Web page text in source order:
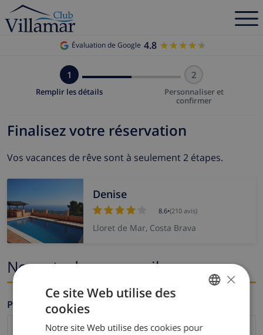
Évaluation de Google 4.8 ★★★★★
★★★★★
1
Remplir les détails
2
Personnaliser et
confirmer
Finalisez votre réservation
Vos vacances de rêve sont à seulement 2 étapes.
Denise
8.6•(210 avis)
Lloret de Mar, Costa Brava
Nom et adresse e-mail
Prénom *
DUTCH
×
Ce site Web utilise des
cookies
Notre site Web utilise des cookies pour